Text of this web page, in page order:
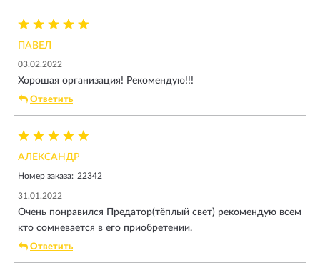
ПАВЕЛ
03.02.2022
Хорошая организация! Рекомендую!!!
Ответить
АЛЕКСАНДР
Номер заказа: 22342
31.01.2022
Очень понравился Предатор(тёплый свет) рекомендую всем
кто сомневается в его приобретении.
Ответить